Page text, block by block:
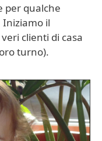
per qualche
Iniziamo il
clienti di casa
turno).